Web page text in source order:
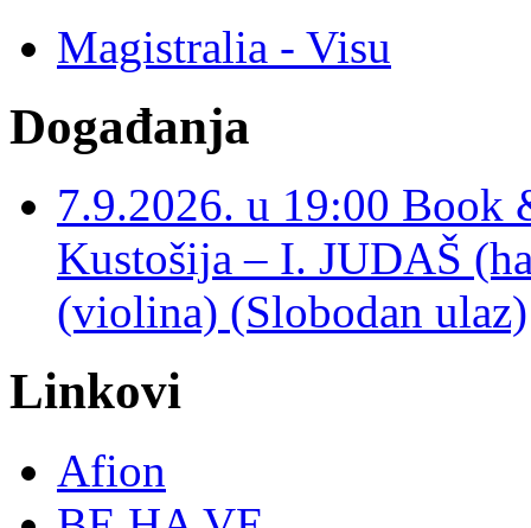
Magistralia - Visu
Događanja
7.9.2026. u 19:00 Book
Kustošija – I. JUDAŠ
(violina) (Slobodan ulaz)
Linkovi
Afion